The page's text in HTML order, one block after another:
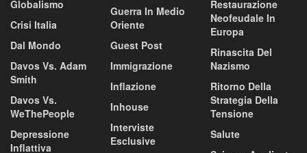
Globalismo
Crisi Italia
Dal Mondo
Davos Vs. Adam
Smith
Davos Vs.
WeThePeople
Depressione
Inflattiva
Guerra In Medio
Oriente
Guest Post
Immigrazione
Inflazione
Inhouse
Interviste
Esclusive
Restaurazione
Neofeudale In
Europa
Rinascita Del
Nazismo
Ritorno Della
Strategia Della
Tensione
Salute